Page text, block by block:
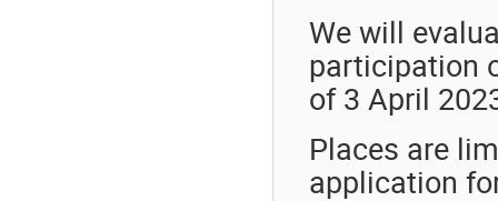
We will
participation
of 3 April
Places are
application